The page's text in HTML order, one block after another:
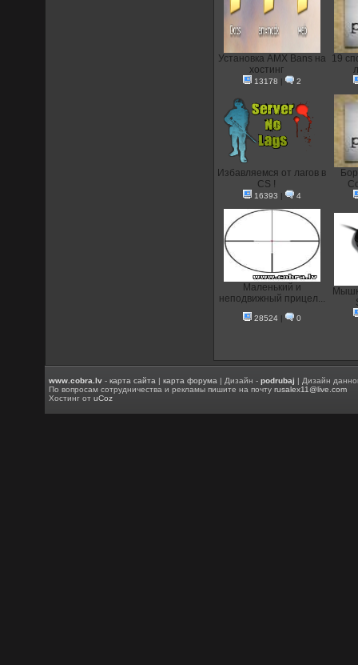
Установка AMX Bans на
хостинг
13178 | 2
19
Избавляемся от лагов в
CS !
16393 | 4
Маленький и
неподвижный прицел...
28524| 0
www.cobra.lv -карта сайта |карта форума | Дизайн -podrubaj | Дизайн
По вопросам сотрудничества и рекламы пишите на почтуrusalex11@live.com
Хостинг отuCoz